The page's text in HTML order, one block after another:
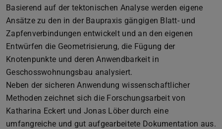
Basierend auf der tektonischen Analyse werden eigene
Ansätze zu den in der Baupraxis gängigen Blatt- und
Zapfenverbindungen entwickelt und an den eigenen
Entwürfen die Geometrisierung, die Fügung der
Knotenpunkte und deren Anwendbarkeit in
Geschosswohnungsbau analysiert.
Neben der sicheren Anwendung wissenschaftlicher
Methoden zeichnet sich die Forschungsarbeit von
Katharina Eckert und Jonas Löber durch eine
umfangreiche und gut aufgearbeitete Dokumentation aus.